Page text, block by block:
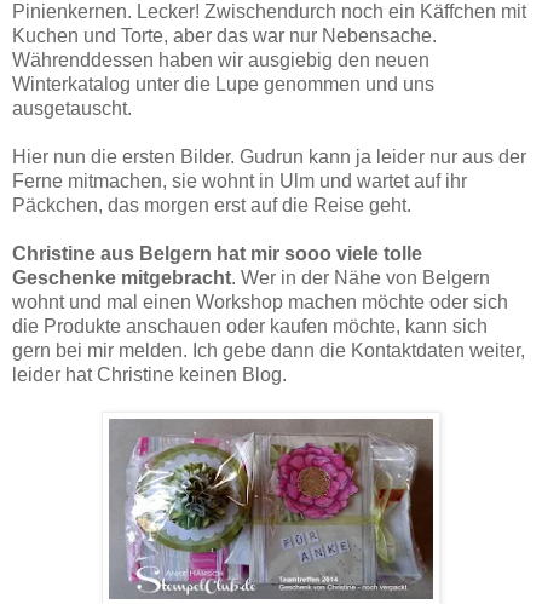
Pinienkernen. Lecker! Zwischendurch noch ein Käffchen mit
Kuchen und Torte, aber das war nur Nebensache.
Währenddessen haben wir ausgiebig den neuen
Winterkatalog unter die Lupe genommen und uns
ausgetauscht.
Hier nun die ersten Bilder. Gudrun kann ja leider nur aus der
Ferne mitmachen, sie wohnt in Ulm und wartet auf ihr
Päckchen, das morgen erst auf die Reise geht.
Christine aus Belgern hat mir sooo viele tolle
Geschenke mitgebracht. Wer in der Nähe von Belgern
wohnt und mal einen Workshop machen möchte oder sich
die Produkte anschauen oder kaufen möchte, kann sich
gern bei mir melden. Ich gebe dann die Kontaktdaten weiter,
leider hat Christine keinen Blog.